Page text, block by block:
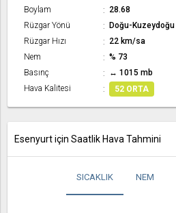
Boylam
28.68
Rüzgar Yönü
Doğu-Kuzeydoğu
Rüzgar Hızı
22 km/sa
Nem
% 73
Basınç
↔ 1015 mb
Hava Kalitesi
52 ORTA
Esenyurt için Saatlik Hava Tahmini
SICAKLIK NEM